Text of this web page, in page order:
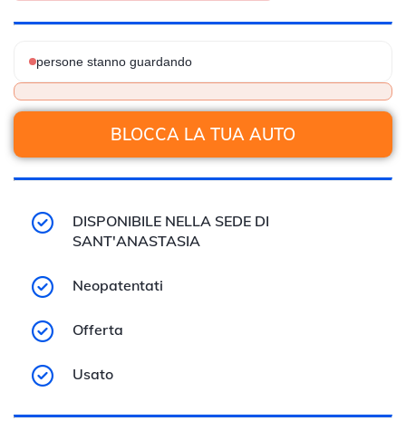
persone stanno guardando
BLOCCA LA TUA AUTO
DISPONIBILE NELLA SEDE DI
SANT'ANASTASIA
Neopatentati
Offerta
Usato